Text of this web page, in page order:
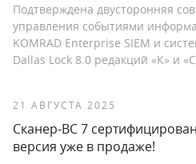
Подтверждена двусторонняя
управления событиями
KOMRAD Enterprise SIEM и
Dallas Lock 8.0 редакций «К» и
21 АВГУСТА 2025
Сканер-ВС 7
версия уже в продаже!